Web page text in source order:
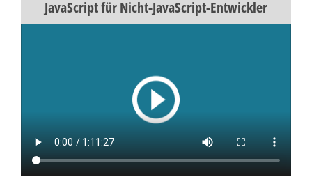
JavaScript für Nicht-JavaScript-Entwickler